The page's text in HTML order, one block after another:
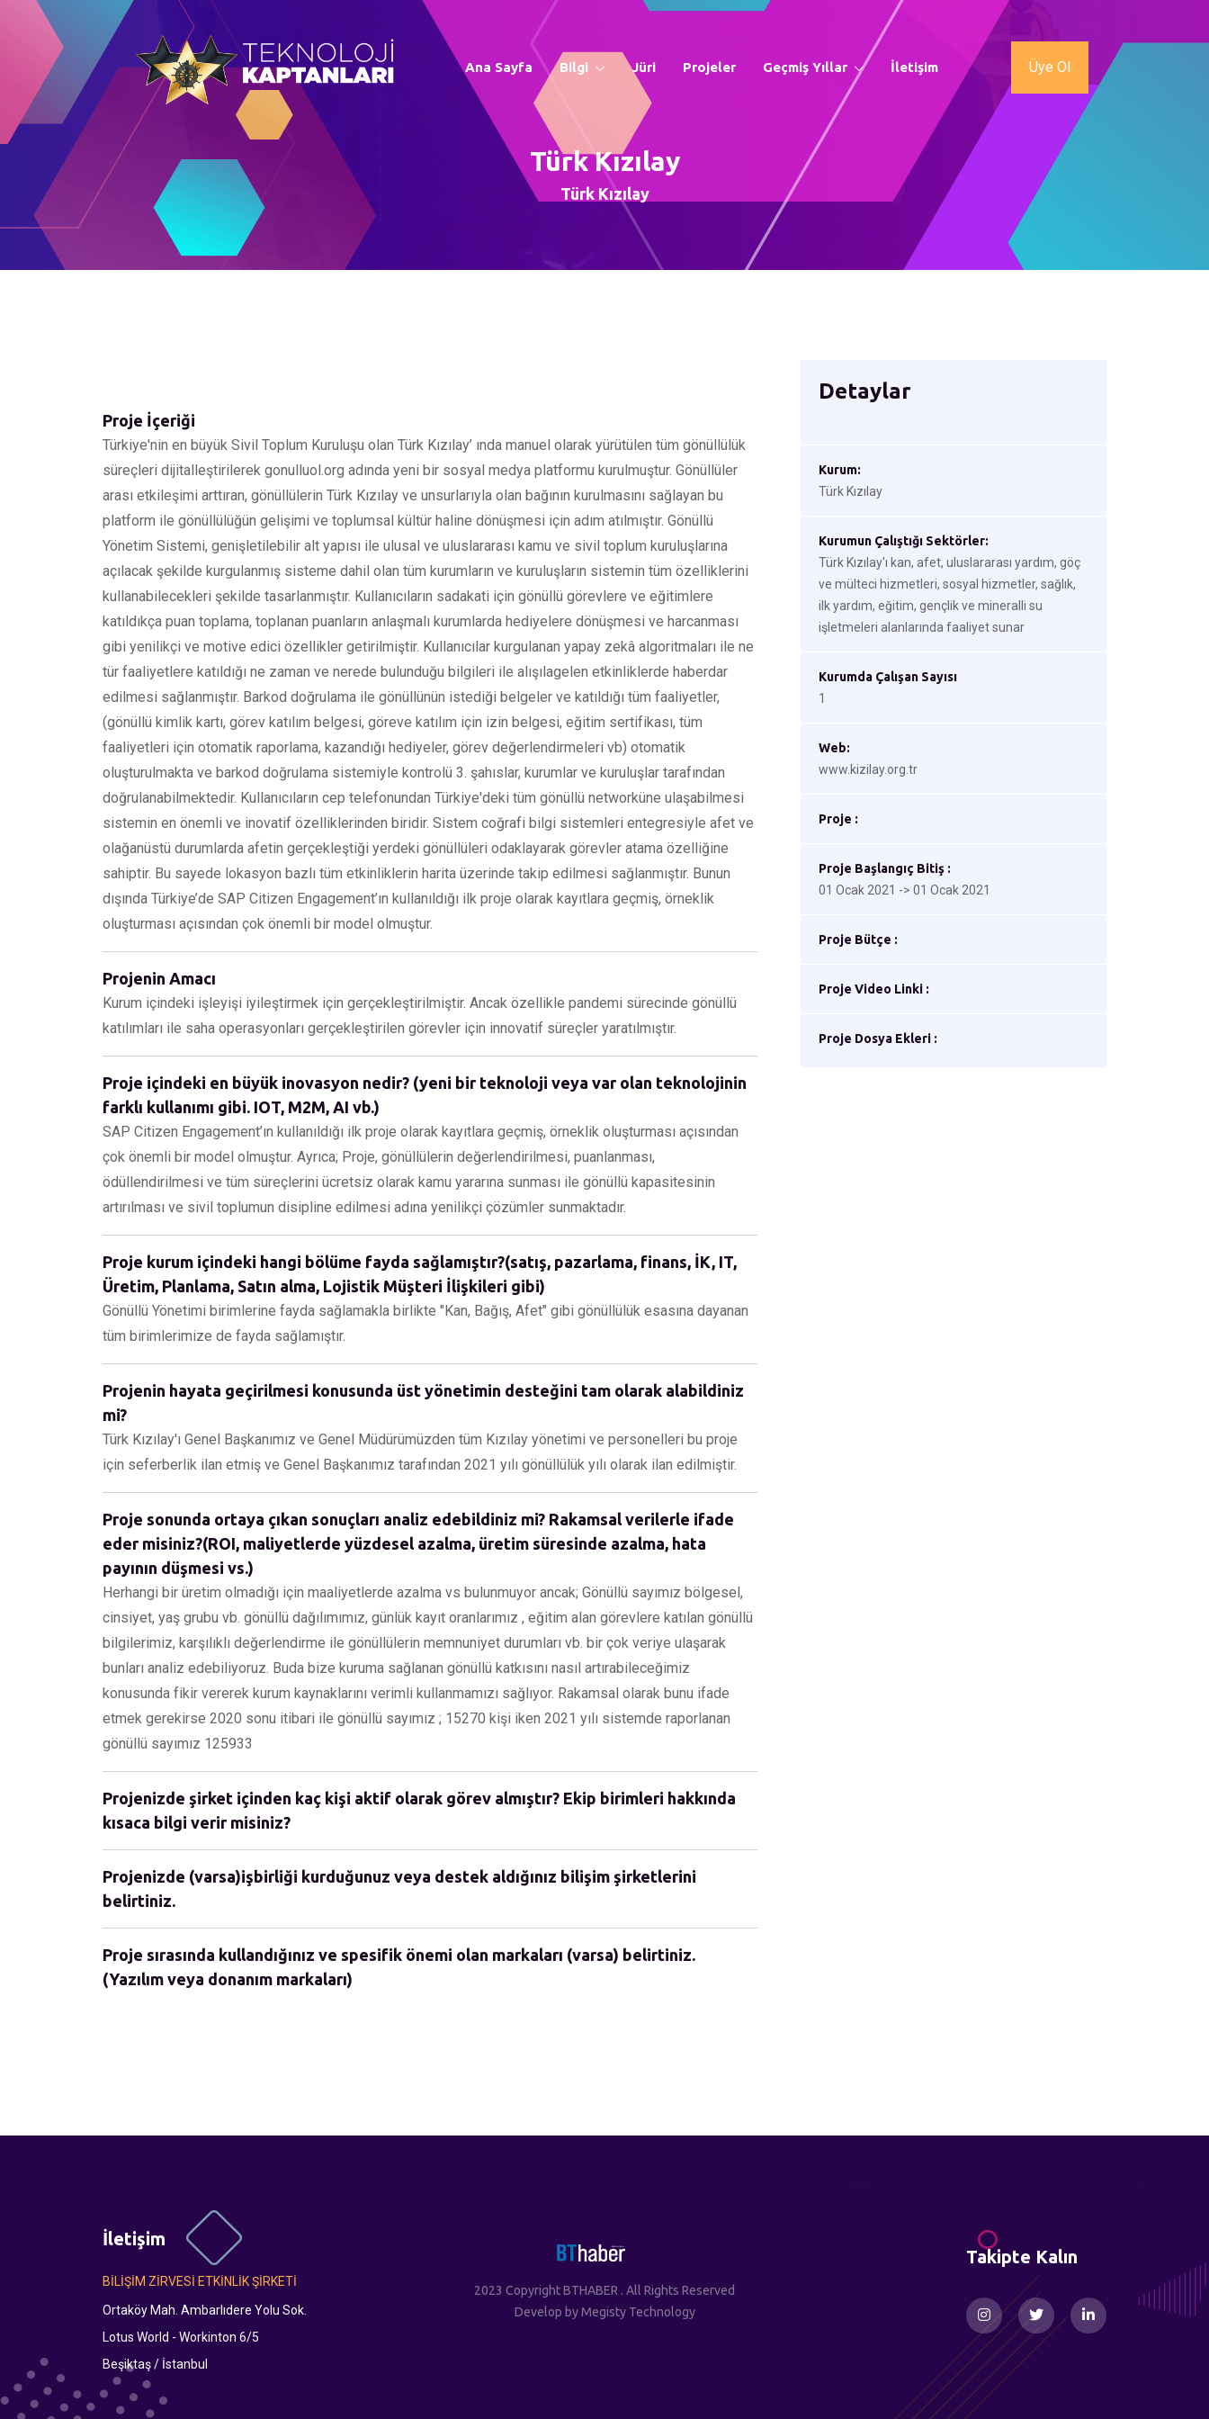
Ana Sayfa Bilgi Jüri Projeler Geçmiş Yıllar İletişim Üye Ol
Türk Kızılay
Türk Kızılay
Proje İçeriği
Türkiye'nin en büyük Sivil Toplum Kuruluşu olan Türk Kızılay’ ında manuel olarak yürütülen tüm gönüllülük
süreçleri dijitalleştirilerek gonulluol.org adında yeni bir sosyal medya platformu kurulmuştur. Gönüllüler
arası etkileşimi arttıran, gönüllülerin Türk Kızılay ve unsurlarıyla olan bağının kurulmasını sağlayan bu
platform ile gönüllülüğün gelişimi ve toplumsal kültür haline dönüşmesi için adım atılmıştır. Gönüllü
Yönetim Sistemi, genişletilebilir alt yapısı ile ulusal ve uluslararası kamu ve sivil toplum kuruluşlarına
açılacak şekilde kurgulanmış sisteme dahil olan tüm kurumların ve kuruluşların sistemin tüm özelliklerini
kullanabilecekleri şekilde tasarlanmıştır. Kullanıcıların sadakati için gönüllü görevlere ve eğitimlere
katıldıkça puan toplama, toplanan puanların anlaşmalı kurumlarda hediyelere dönüşmesi ve harcanması
gibi yenilikçi ve motive edici özellikler getirilmiştir. Kullanıcılar kurgulanan yapay zekâ algoritmaları ile ne
tür faaliyetlere katıldığı ne zaman ve nerede bulunduğu bilgileri ile alışılagelen etkinliklerde haberdar
edilmesi sağlanmıştır. Barkod doğrulama ile gönüllünün istediği belgeler ve katıldığı tüm faaliyetler,
(gönüllü kimlik kartı, görev katılım belgesi, göreve katılım için izin belgesi, eğitim sertifikası, tüm
faaliyetleri için otomatik raporlama, kazandığı hediyeler, görev değerlendirmeleri vb) otomatik
oluşturulmakta ve barkod doğrulama sistemiyle kontrolü 3. şahıslar, kurumlar ve kuruluşlar tarafından
doğrulanabilmektedir. Kullanıcıların cep telefonundan Türkiye'deki tüm gönüllü networküne ulaşabilmesi
sistemin en önemli ve inovatif özelliklerinden biridir. Sistem coğrafi bilgi sistemleri entegresiyle afet ve
olağanüstü durumlarda afetin gerçekleştiği yerdeki gönüllüleri odaklayarak görevler atama özelliğine
sahiptir. Bu sayede lokasyon bazlı tüm etkinliklerin harita üzerinde takip edilmesi sağlanmıştır. Bunun
dışında Türkiye’de SAP Citizen Engagement’ın kullanıldığı ilk proje olarak kayıtlara geçmiş, örneklik
oluşturması açısından çok önemli bir model olmuştur.
Projenin Amacı
Kurum içindeki işleyişi iyileştirmek için gerçekleştirilmiştir. Ancak özellikle pandemi sürecinde gönüllü
katılımları ile saha operasyonları gerçekleştirilen görevler için innovatif süreçler yaratılmıştır.
Proje içindeki en büyük inovasyon nedir? (yeni bir teknoloji veya var olan teknolojinin
farklı kullanımı gibi. IOT, M2M, AI vb.)
SAP Citizen Engagement’ın kullanıldığı ilk proje olarak kayıtlara geçmiş, örneklik oluşturması açısından
çok önemli bir model olmuştur. Ayrıca; Proje, gönüllülerin değerlendirilmesi, puanlanması,
ödüllendirilmesi ve tüm süreçlerini ücretsiz olarak kamu yararına sunması ile gönüllü kapasitesinin
artırılması ve sivil toplumun disipline edilmesi adına yenilikçi çözümler sunmaktadır.
Proje kurum içindeki hangi bölüme fayda sağlamıştır?(satış, pazarlama, finans, İK, IT,
Üretim, Planlama, Satın alma, Lojistik Müşteri İlişkileri gibi)
Gönüllü Yönetimi birimlerine fayda sağlamakla birlikte "Kan, Bağış, Afet" gibi gönüllülük esasına dayanan
tüm birimlerimize de fayda sağlamıştır.
Projenin hayata geçirilmesi konusunda üst yönetimin desteğini tam olarak alabildiniz
mi?
Türk Kızılay'ı Genel Başkanımız ve Genel Müdürümüzden tüm Kızılay yönetimi ve personelleri bu proje
için seferberlik ilan etmiş ve Genel Başkanımız tarafından 2021 yılı gönüllülük yılı olarak ilan edilmiştir.
Proje sonunda ortaya çıkan sonuçları analiz edebildiniz mi? Rakamsal verilerle ifade
eder misiniz?(ROI, maliyetlerde yüzdesel azalma, üretim süresinde azalma, hata
payının düşmesi vs.)
Herhangi bir üretim olmadığı için maaliyetlerde azalma vs bulunmuyor ancak; Gönüllü sayımız bölgesel,
cinsiyet, yaş grubu vb. gönüllü dağılımımız, günlük kayıt oranlarımız , eğitim alan görevlere katılan gönüllü
bilgilerimiz, karşılıklı değerlendirme ile gönüllülerin memnuniyet durumları vb. bir çok veriye ulaşarak
bunları analiz edebiliyoruz. Buda bize kuruma sağlanan gönüllü katkısını nasıl artırabileceğimiz
konusunda fikir vererek kurum kaynaklarını verimli kullanmamızı sağlıyor. Rakamsal olarak bunu ifade
etmek gerekirse 2020 sonu itibari ile gönüllü sayımız ; 15270 kişi iken 2021 yılı sistemde raporlanan
gönüllü sayımız 125933
Projenizde şirket içinden kaç kişi aktif olarak görev almıştır? Ekip birimleri hakkında
kısaca bilgi verir misiniz?
Projenizde (varsa)işbirliği kurduğunuz veya destek aldığınız bilişim şirketlerini
belirtiniz.
Proje sırasında kullandığınız ve spesifik önemi olan markaları (varsa) belirtiniz.
(Yazılım veya donanım markaları)
Detaylar
Kurum:
Türk Kızılay
Kurumun Çalıştığı Sektörler:
Türk Kızılay'ı kan, afet, uluslararası yardım, göç
ve mülteci hizmetleri, sosyal hizmetler, sağlık,
ilk yardım, eğitim, gençlik ve mineralli su
işletmeleri alanlarında faaliyet sunar
Kurumda Çalışan Sayısı
1
Web:
www.kizilay.org.tr
Proje :
Proje Başlangıç Bitiş :
01 Ocak 2021 -> 01 Ocak 2021
Proje Bütçe :
Proje Video Linki :
Proje Dosya Ekleri :
İletişim
BİLİŞİM ZİRVESİ ETKİNLİK ŞİRKETİ
Ortaköy Mah. Ambarlıdere Yolu Sok.
Lotus World - Workinton 6/5
Beşiktaş / İstanbul
2023 Copyright BTHABER . All Rights Reserved
Develop byMegisty Technology
Takipte Kalın